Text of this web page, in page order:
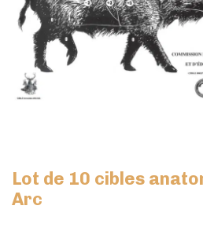
Lot de 10 cibles
Arc